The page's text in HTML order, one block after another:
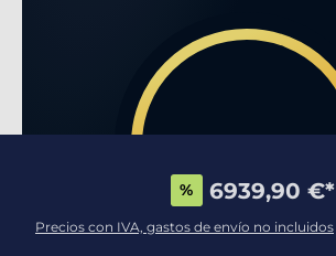
...FPS
% 6939,90 €*
Precios con IVA, gastos de envío no incluidos